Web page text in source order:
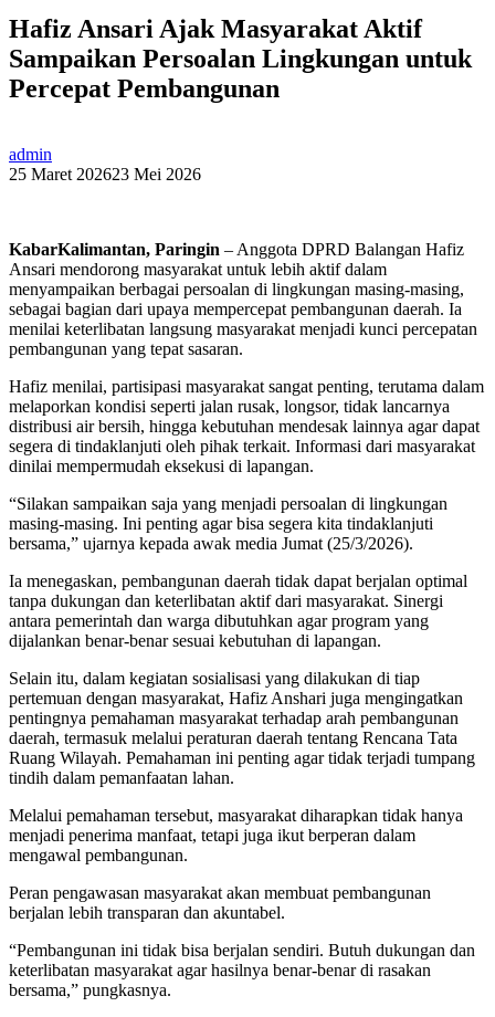
Hafiz Ansari Ajak Masyarakat Aktif
Sampaikan Persoalan Lingkungan untuk
Percepat Pembangunan
admin
25 Maret 202623 Mei 2026
KabarKalimantan, Paringin – Anggota DPRD Balangan Hafiz
Ansari mendorong masyarakat untuk lebih aktif dalam
menyampaikan berbagai persoalan di lingkungan masing-masing,
sebagai bagian dari upaya mempercepat pembangunan daerah. Ia
menilai keterlibatan langsung masyarakat menjadi kunci percepatan
pembangunan yang tepat sasaran.
Hafiz menilai, partisipasi masyarakat sangat penting, terutama dalam
melaporkan kondisi seperti jalan rusak, longsor, tidak lancarnya
distribusi air bersih, hingga kebutuhan mendesak lainnya agar dapat
segera di tindaklanjuti oleh pihak terkait. Informasi dari masyarakat
dinilai mempermudah eksekusi di lapangan.
“Silakan sampaikan saja yang menjadi persoalan di lingkungan
masing-masing. Ini penting agar bisa segera kita tindaklanjuti
bersama,” ujarnya kepada awak media Jumat (25/3/2026).
Ia menegaskan, pembangunan daerah tidak dapat berjalan optimal
tanpa dukungan dan keterlibatan aktif dari masyarakat. Sinergi
antara pemerintah dan warga dibutuhkan agar program yang
dijalankan benar-benar sesuai kebutuhan di lapangan.
Selain itu, dalam kegiatan sosialisasi yang dilakukan di tiap
pertemuan dengan masyarakat, Hafiz Anshari juga mengingatkan
pentingnya pemahaman masyarakat terhadap arah pembangunan
daerah, termasuk melalui peraturan daerah tentang Rencana Tata
Ruang Wilayah. Pemahaman ini penting agar tidak terjadi tumpang
tindih dalam pemanfaatan lahan.
Melalui pemahaman tersebut, masyarakat diharapkan tidak hanya
menjadi penerima manfaat, tetapi juga ikut berperan dalam
mengawal pembangunan.
Peran pengawasan masyarakat akan membuat pembangunan
berjalan lebih transparan dan akuntabel.
“Pembangunan ini tidak bisa berjalan sendiri. Butuh dukungan dan
keterlibatan masyarakat agar hasilnya benar-benar di rasakan
bersama,” pungkasnya.